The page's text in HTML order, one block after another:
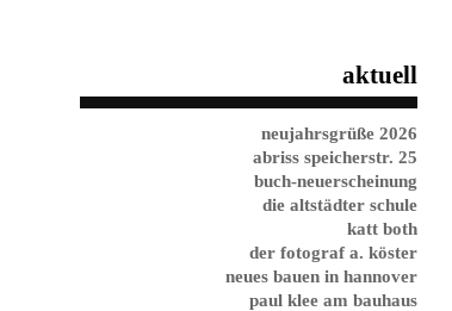
aktuell
neujahrsgrüße 2026
abriss speicherstr. 25
buch-neuerscheinung
die altstädter schule
katt both
der fotograf a. köster
neues bauen in hannover
paul klee am bauhaus